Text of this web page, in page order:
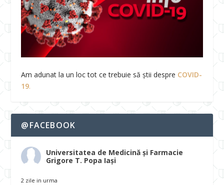
Am adunat la un loc tot ce trebuie să știi despre COVID-
19.
@FACEBOOK
Universitatea de Medicină și Farmacie
Grigore T. Popa Iași
2 zile in urma